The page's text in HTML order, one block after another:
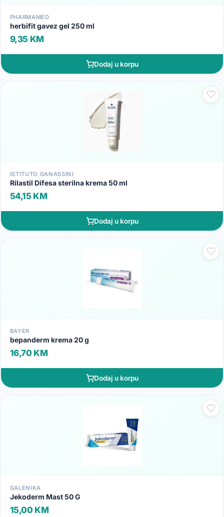
PHARMAMED
herbifit gavez gel 250 ml
9,35 KM
Dodaj u korpu
ISTITUTO GANASSINI
Rilastil Difesa sterilna krema 50 ml
54,15 KM
Dodaj u korpu
BAYER
bepanderm krema 20 g
16,70 KM
Dodaj u korpu
GALENIKA
Jekoderm Mast 50 G
15,00 KM